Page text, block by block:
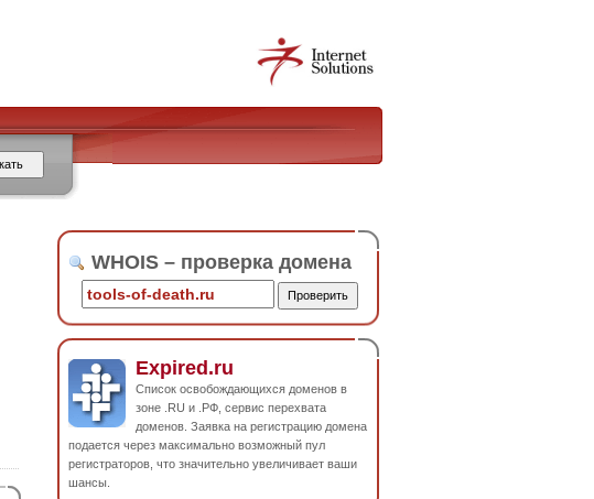
WHOIS – проверка домена
Expired.ru
Список освобождающихся доменов в
зоне .RU и .РФ, сервис перехвата
доменов. Заявка на регистрацию домена
подается через максимально возможный пул
регистраторов, что значительно увеличивает ваши
шансы.